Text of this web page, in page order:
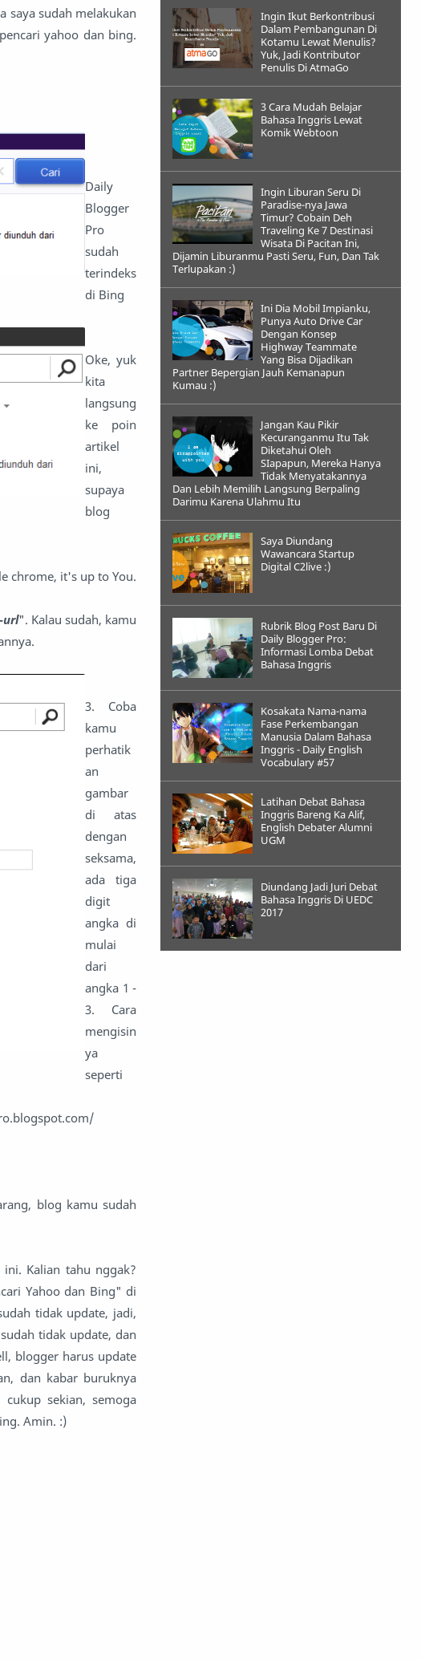
saya sudah melakukan
yahoo dan bing.
Daily
Blogger
Pro
sudah
terindeks
di Bing
Oke, yuk
kita
langsung
ke poin
artikel
ini,
supaya
blog
chrome, it's up to You.
url". Kalau sudah, kamu
3. Coba
kamu
perhatik
an
gambar
di atas
dengan
seksama,
ada tiga
digit
angka di
mulai
dari
angka 1 -
3. Cara
mengisin
ya
seperti
blog kamu sudah
Kalian tahu nggak?
Yahoo dan Bing" di
tidak update, jadi,
tidak update, dan
blogger harus update
dan kabar buruknya
sekian, semoga
Amin. :)
Ingin Ikut Berkontribusi
Dalam Pembangunan Di
Kotamu Lewat Menulis?
Yuk, Jadi Kontributor
Penulis Di AtmaGo
3 Cara Mudah Belajar
Bahasa Inggris Lewat
Komik Webtoon
Ingin Liburan Seru Di
Paradise-nya Jawa
Timur? Cobain Deh
Traveling Ke 7 Destinasi
Wisata Di Pacitan Ini,
Dijamin Liburanmu Pasti Seru, Fun, Dan Tak
Terlupakan :)
Ini Dia Mobil Impianku,
Punya Auto Drive Car
Dengan Konsep
Highway Teammate
Yang Bisa Dijadikan
Partner Bepergian Jauh Kemanapun
Kumau :)
Jangan Kau Pikir
Kecuranganmu Itu Tak
Diketahui Oleh
SIapapun, Mereka Hanya
Tidak Menyatakannya
Dan Lebih Memilih Langsung Berpaling
Darimu Karena Ulahmu Itu
Saya Diundang
Wawancara Startup
Digital C2live :)
Rubrik Blog Post Baru Di
Daily Blogger Pro:
Informasi Lomba Debat
Bahasa Inggris
Kosakata Nama-nama
Fase Perkembangan
Manusia Dalam Bahasa
Inggris - Daily English
Vocabulary #57
Latihan Debat Bahasa
Inggris Bareng Ka Alif,
English Debater Alumni
UGM
Diundang Jadi Juri Debat
Bahasa Inggris Di UEDC
2017